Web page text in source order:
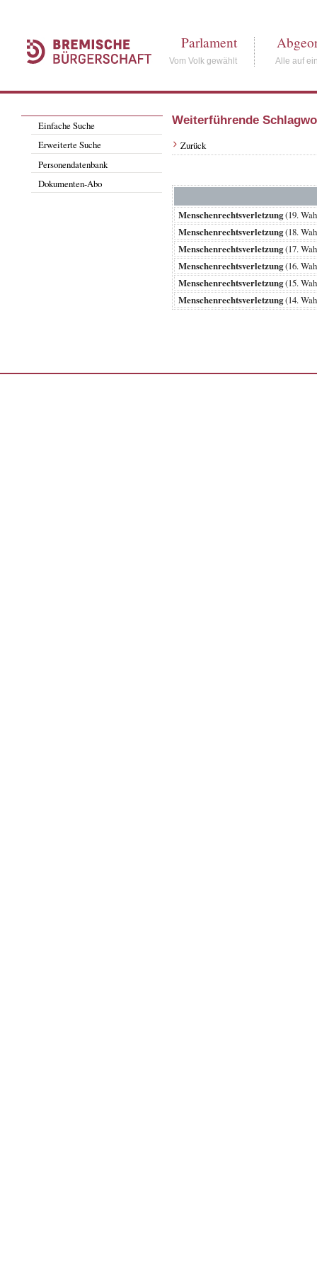
Parlament
Vom Volk gewählt Alle auf
Einfache Suche
Erweiterte Suche
Personendatenbank
Dokumenten-Abo
Weiterführende
Zurück
Menschenrechtsverletzung(19.
Menschenrechtsverletzung(18.
Menschenrechtsverletzung(17.
Menschenrechtsverletzung(16.
Menschenrechtsverletzung(15.
Menschenrechtsverletzung(14.